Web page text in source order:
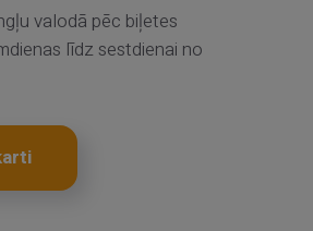
valodā pēc biļetes
līdz sestdienai no